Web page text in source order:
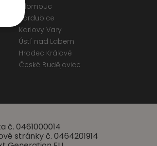
Olomouc
Pardubice
Karlovy Vary
Ústí nad Labem
Hradec Králové
České Budějovice
č. 0461000014
stránky č. 0464201914